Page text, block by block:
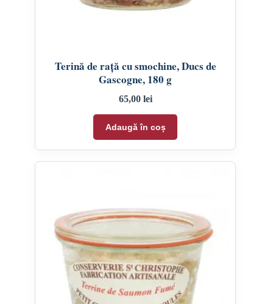
Terină de rață cu smochine, Ducs de
Gascogne, 180 g
65,00 lei
Adaugă în coș